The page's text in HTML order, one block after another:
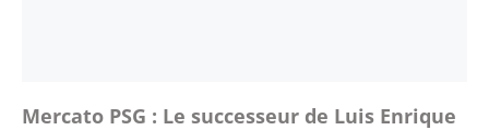
Mercato PSG : Le successeur de Luis Enrique